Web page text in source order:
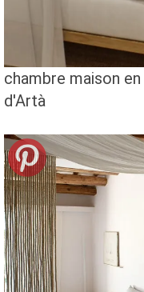
chambre maison
d'Artà